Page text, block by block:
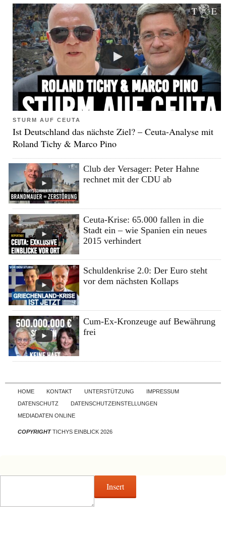
STURM AUF CEUTA
Ist Deutschland das nächste Ziel? – Ceuta-Analyse mit
Roland Tichy & Marco Pino
Club der Versager: Peter Hahne
rechnet mit der CDU ab
Ceuta-Krise: 65.000 fallen in die
Stadt ein – wie Spanien ein neues
2015 verhindert
Schuldenkrise 2.0: Der Euro steht
vor dem nächsten Kollaps
Cum-Ex-Kronzeuge auf Bewährung
frei
Skip to content
HOME KONTAKT UNTERSTÜTZUNG
IMPRESSUM
DATENSCHUTZ
DATENSCHUTZEINSTELLUNGEN
MEDIADATEN ONLINE
COPYRIGHTTICHYS EINBLICK 2026
Insert